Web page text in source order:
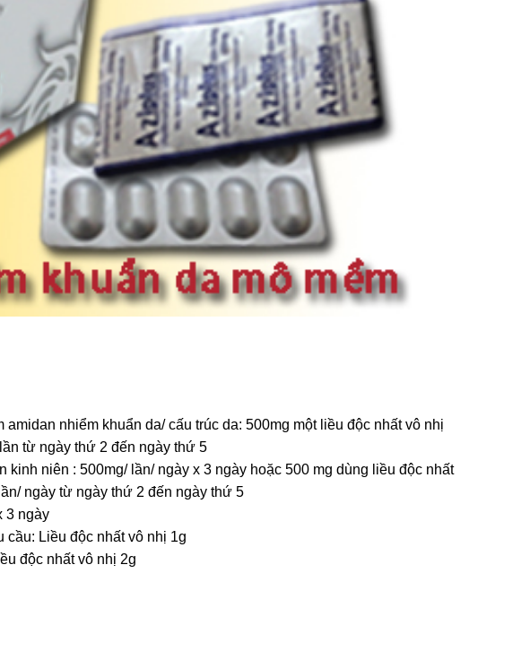
nhiểm khuẩn da/ cấu trúc da: 500mg một liều độc nhất vô nhị
từ ngày thứ 2 đến ngày thứ 5
niên : 500mg/ lần/ ngày x 3 ngày hoặc 500 mg dùng liều độc nhất
ngày từ ngày thứ 2 đến ngày thứ 5
3 ngày
cầu: Liều độc nhất vô nhị 1g
độc nhất vô nhị 2g